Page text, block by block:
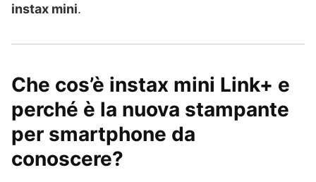
instax mini.
Che cos’è instax mini Link+ e
perché è la nuova stampante
per smartphone da
conoscere?